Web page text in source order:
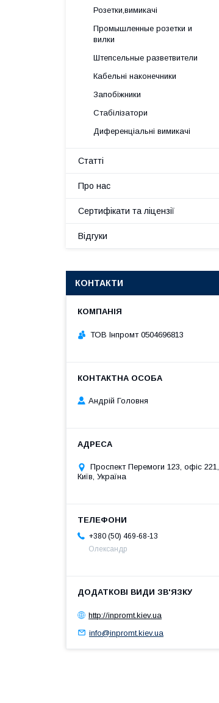
Розетки,вимикачі
Промышленные розетки и
вилки
Штепсельные разветвители
Кабельні наконечники
Запобіжники
Стабілізатори
Диференціальні вимикачі
Статті
Про нас
Сертифікати та ліцензії
Відгуки
КОНТАКТИ
ТОВ Інпромт 0504696813
Андрій Головня
Проспект Перемоги 123, офіс 221,
Київ, Україна
+380 (50) 469-68-13
Олександр
http://inpromt.kiev.ua
info@inpromt.kiev.ua